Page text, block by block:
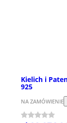
Kielich i
925
NA ZAMÓWIENIE